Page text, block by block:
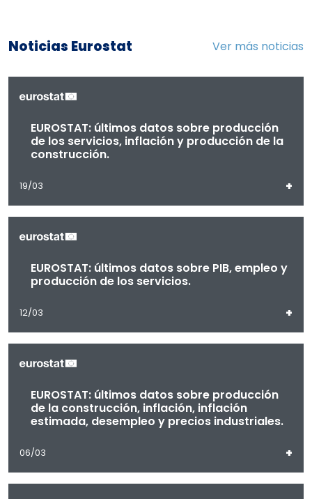
Noticias Eurostat Ver más noticias
EUROSTAT: últimos datos sobre producción
de los servicios, inflación y producción de la
construcción.
19/03 +
EUROSTAT: últimos datos sobre PIB, empleo y
producción de los servicios.
12/03 +
EUROSTAT: últimos datos sobre producción
de la construcción, inflación, inflación
estimada, desempleo y precios industriales.
06/03 +